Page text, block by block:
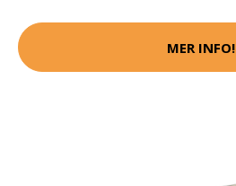
MER INFO!